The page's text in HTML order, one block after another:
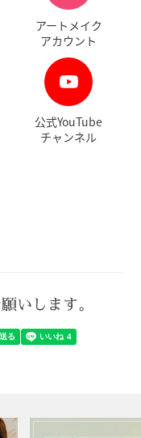
アートメイク
アカウント
公式YouTube
チャンネル
いします。